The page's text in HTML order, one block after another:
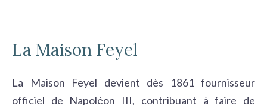
La Maison Feyel
La Maison Feyel devient dès 1861 fournisseur
officiel de Napoléon III, contribuant à faire de